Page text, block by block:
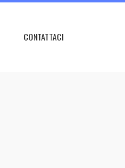
CONTATTACI